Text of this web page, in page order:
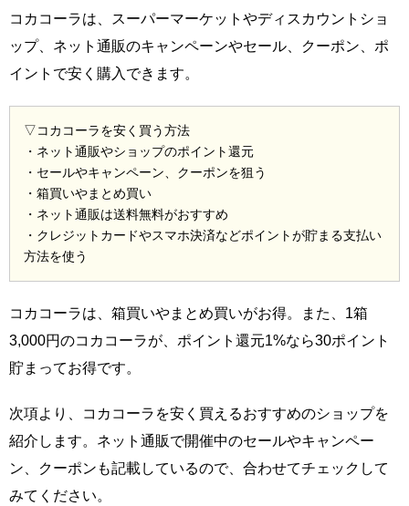
コカコーラは、スーパーマーケットやディスカウントショ
ップ、ネット通販のキャンペーンやセール、クーポン、ポ
イントで安く購入できます。
▽コカコーラを安く買う方法
・ネット通販やショップのポイント還元
・セールやキャンペーン、クーポンを狙う
・箱買いやまとめ買い
・ネット通販は送料無料がおすすめ
・クレジットカードやスマホ決済などポイントが貯まる支払い
方法を使う
コカコーラは、箱買いやまとめ買いがお得。また、1箱
3,000円のコカコーラが、ポイント還元1%なら30ポイント
貯まってお得です。
次項より、コカコーラを安く買えるおすすめのショップを
紹介します。ネット通販で開催中のセールやキャンペー
ン、クーポンも記載しているので、合わせてチェックして
みてください。